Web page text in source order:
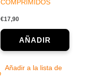
COMPRIMIDOS
€17,90
Añadir a la lista de